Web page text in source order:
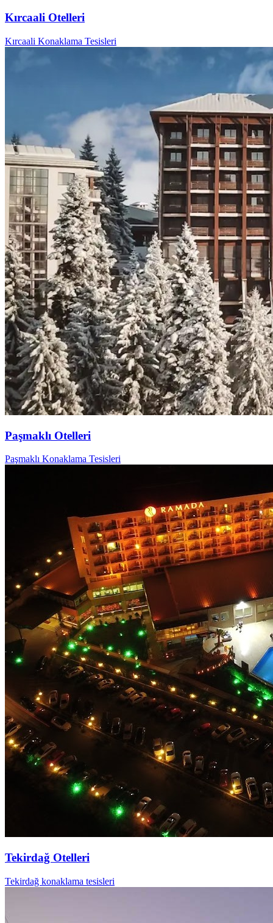
Kırcaali Otelleri
Kırcaali Konaklama Tesisleri
Paşmaklı Otelleri
Paşmaklı Konaklama Tesisleri
Tekirdağ Otelleri
Tekirdağ konaklama tesisleri